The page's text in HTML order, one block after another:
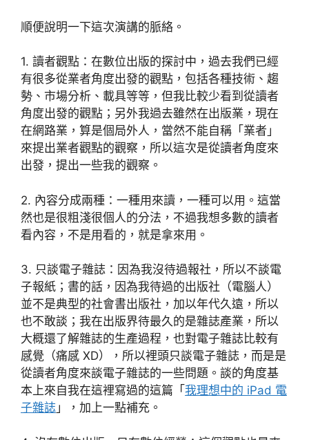
順便說明一下這次演講的脈絡。
1. 讀者觀點：在數位出版的探討中，過去我們已經
有很多從業者角度出發的觀點，包括各種技術、趨
勢、市場分析、載具等等，但我比較少看到從讀者
角度出發的觀點；另外我過去雖然在出版業，現在
在網路業，算是個局外人，當然不能自稱「業者」
來提出業者觀點的觀察，所以這次是從讀者角度來
出發，提出一些我的觀察。
2. 內容分成兩種：一種用來讀，一種可以用。這當
然也是很粗淺很個人的分法，不過我想多數的讀者
看內容，不是用看的，就是拿來用。
3. 只談電子雜誌：因為我沒待過報社，所以不談電
子報紙；書的話，因為我待過的出版社（電腦人）
並不是典型的社會書出版社，加以年代久遠，所以
也不敢談；我在出版界待最久的是雜誌產業，所以
大概還了解雜誌的生產過程，也對電子雜誌比較有
感覺（痛感 XD），所以裡頭只談電子雜誌，而是是
從讀者角度來談電子雜誌的一些問題。談的角度基
本上來自我在這裡寫過的這篇「 我理想中的 iPad 電
子雜誌 」，加上一點補充。